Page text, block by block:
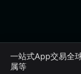
一站式App交易全
属等